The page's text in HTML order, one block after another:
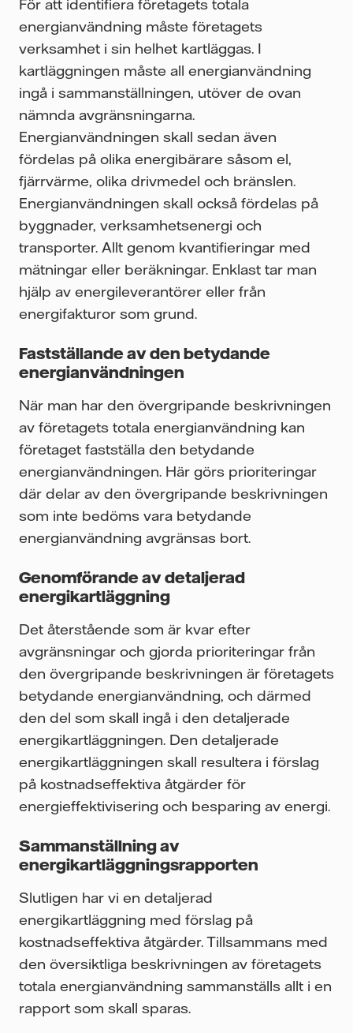
För att identifiera företagets totala
energianvändning måste företagets
verksamhet i sin helhet kartläggas. I
kartläggningen måste all energianvändning
ingå i sammanställningen, utöver de ovan
nämnda avgränsningarna.
Energianvändningen skall sedan även
fördelas på olika energibärare såsom el,
fjärrvärme, olika drivmedel och bränslen.
Energianvändningen skall också fördelas på
byggnader, verksamhetsenergi och
transporter. Allt genom kvantifieringar med
mätningar eller beräkningar. Enklast tar man
hjälp av energileverantörer eller från
energifakturor som grund.
Fastställande av den betydande
energianvändningen
När man har den övergripande beskrivningen
av företagets totala energianvändning kan
företaget fastställa den betydande
energianvändningen. Här görs prioriteringar
där delar av den övergripande beskrivningen
som inte bedöms vara betydande
energianvändning avgränsas bort.
Genomförande av detaljerad
energikartläggning
Det återstående som är kvar efter
avgränsningar och gjorda prioriteringar från
den övergripande beskrivningen är företagets
betydande energianvändning, och därmed
den del som skall ingå i den detaljerade
energikartläggningen. Den detaljerade
energikartläggningen skall resultera i förslag
på kostnadseffektiva åtgärder för
energieffektivisering och besparing av energi.
Sammanställning av
energikartläggningsrapporten
Slutligen har vi en detaljerad
energikartläggning med förslag på
kostnadseffektiva åtgärder. Tillsammans med
den översiktliga beskrivningen av företagets
totala energianvändning sammanställs allt i en
rapport som skall sparas.